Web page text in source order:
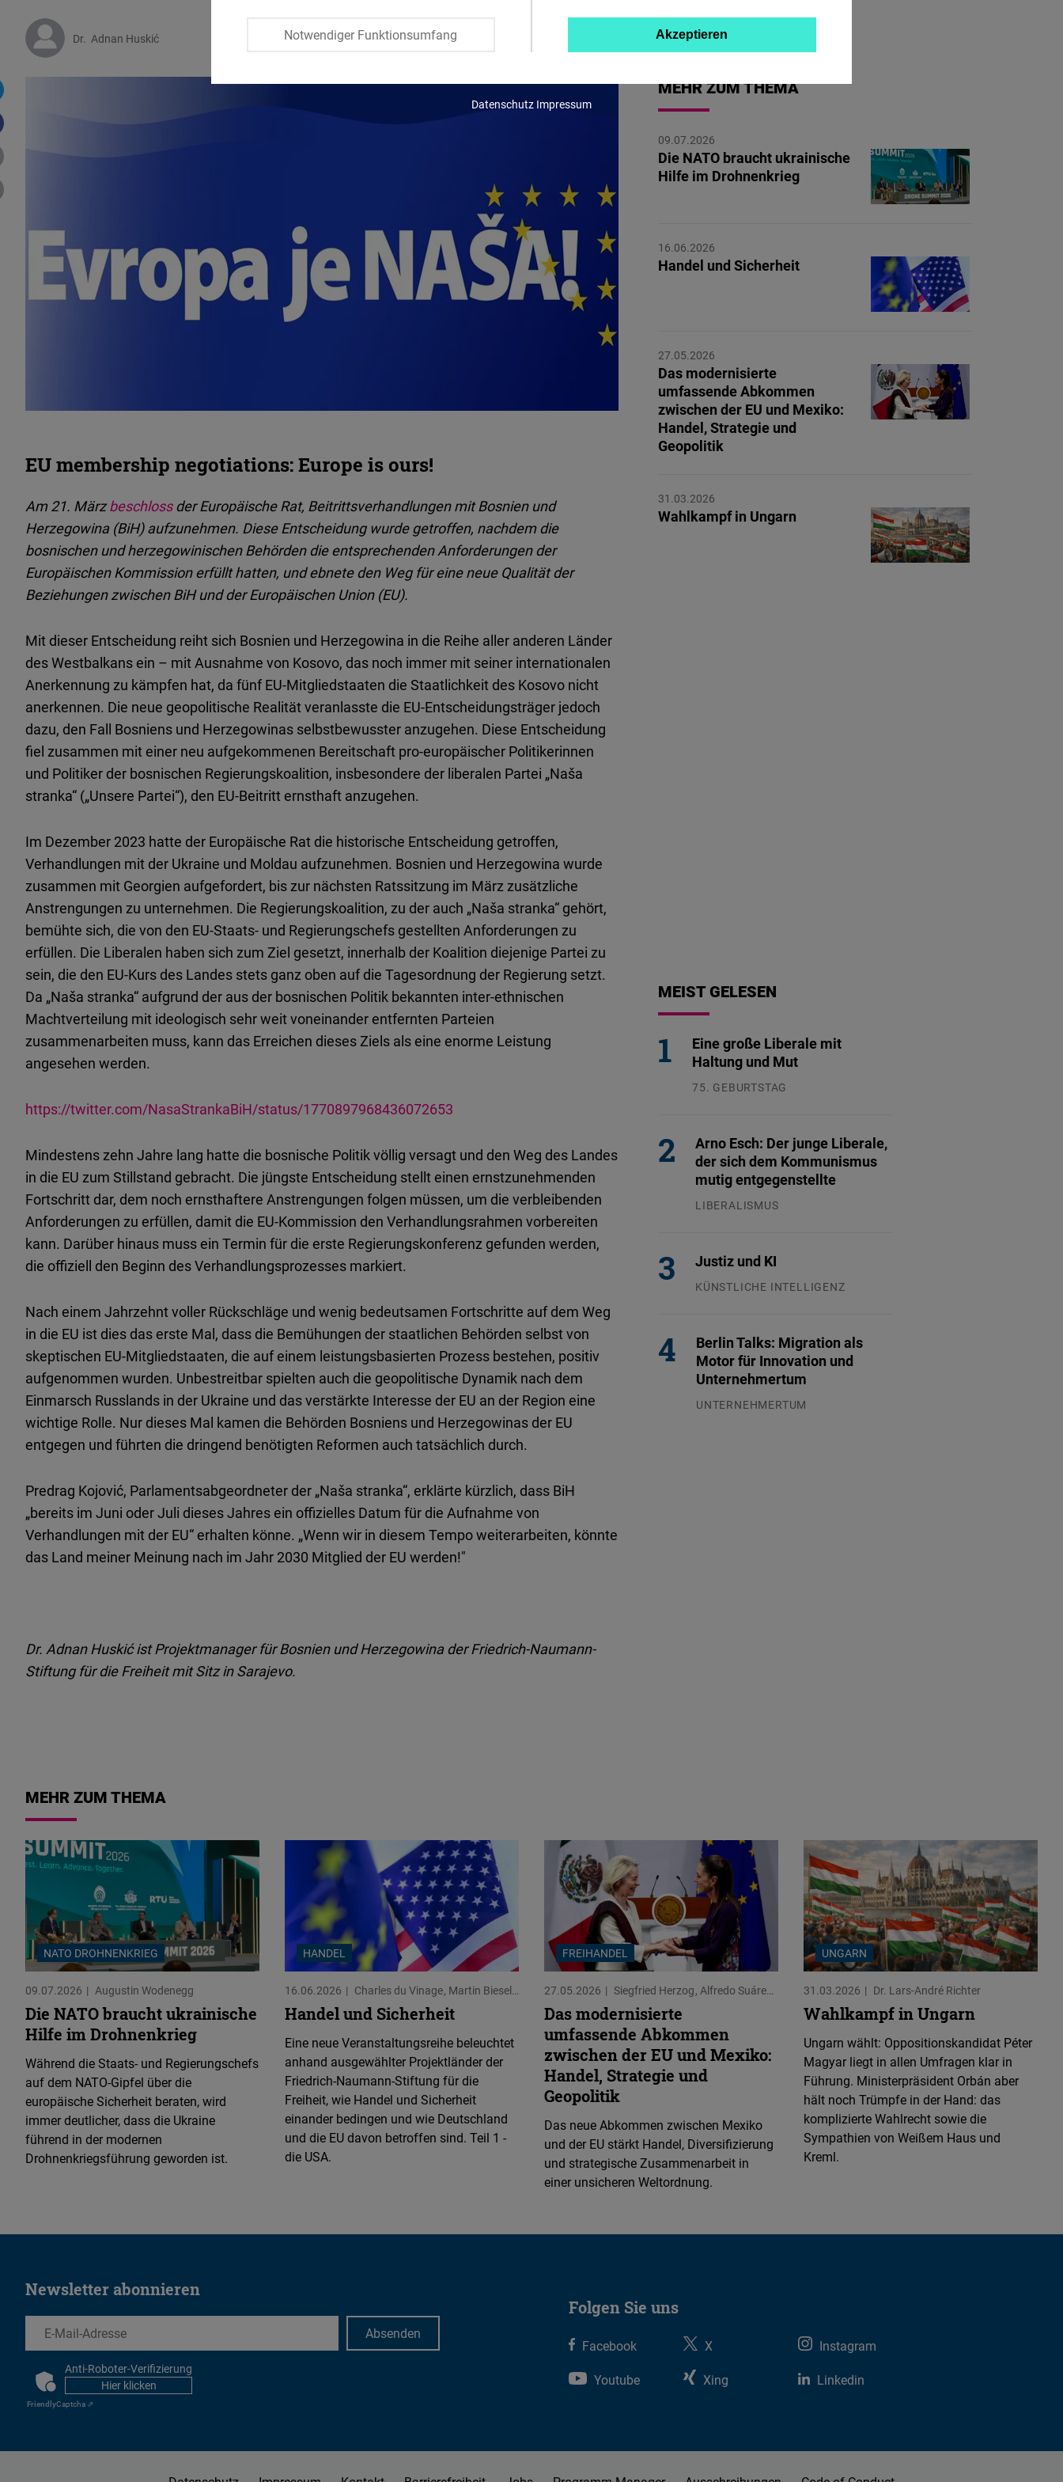
Dr. Adnan Huskić
EU membership negotiations: Europe is ours!
Am 21. Märzbeschloss der Europäische Rat, Beitrittsverhandlungen mit Bosnien und
Herzegowina (BiH) aufzunehmen. Diese Entscheidung wurde getroffen, nachdem die
bosnischen und herzegowinischen Behörden die entsprechenden Anforderungen der
Europäischen Kommission erfüllt hatten, und ebnete den Weg für eine neue Qualität der
Beziehungen zwischen BiH und der Europäischen Union (EU).
Mit dieser Entscheidung reiht sich Bosnien und Herzegowina in die Reihe aller anderen Länder
des Westbalkans ein – mit Ausnahme von Kosovo, das noch immer mit seiner internationalen
Anerkennung zu kämpfen hat, da fünf EU-Mitgliedstaaten die Staatlichkeit des Kosovo nicht
anerkennen. Die neue geopolitische Realität veranlasste die EU-Entscheidungsträger jedoch
dazu, den Fall Bosniens und Herzegowinas selbstbewusster anzugehen. Diese Entscheidung
fiel zusammen mit einer neu aufgekommenen Bereitschaft pro-europäischer Politikerinnen
und Politiker der bosnischen Regierungskoalition, insbesondere der liberalen Partei „Naša
stranka“ („Unsere Partei“), den EU-Beitritt ernsthaft anzugehen.
Im Dezember 2023 hatte der Europäische Rat die historische Entscheidung getroffen,
Verhandlungen mit der Ukraine und Moldau aufzunehmen. Bosnien und Herzegowina wurde
zusammen mit Georgien aufgefordert, bis zur nächsten Ratssitzung im März zusätzliche
Anstrengungen zu unternehmen. Die Regierungskoalition, zu der auch „Naša stranka“ gehört,
bemühte sich, die von den EU-Staats- und Regierungschefs gestellten Anforderungen zu
erfüllen. Die Liberalen haben sich zum Ziel gesetzt, innerhalb der Koalition diejenige Partei zu
sein, die den EU-Kurs des Landes stets ganz oben auf die Tagesordnung der Regierung setzt.
Da „Naša stranka“ aufgrund der aus der bosnischen Politik bekannten inter-ethnischen
Machtverteilung mit ideologisch sehr weit voneinander entfernten Parteien
zusammenarbeiten muss, kann das Erreichen dieses Ziels als eine enorme Leistung
angesehen werden.
https://twitter.com/NasaStrankaBiH/status/1770897968436072653
Mindestens zehn Jahre lang hatte die bosnische Politik völlig versagt und den Weg des Landes
in die EU zum Stillstand gebracht. Die jüngste Entscheidung stellt einen ernstzunehmenden
Fortschritt dar, dem noch ernsthaftere Anstrengungen folgen müssen, um die verbleibenden
Anforderungen zu erfüllen, damit die EU-Kommission den Verhandlungsrahmen vorbereiten
kann. Darüber hinaus muss ein Termin für die erste Regierungskonferenz gefunden werden,
die offiziell den Beginn des Verhandlungsprozesses markiert.
Nach einem Jahrzehnt voller Rückschläge und wenig bedeutsamen Fortschritte auf dem Weg
in die EU ist dies das erste Mal, dass die Bemühungen der staatlichen Behörden selbst von
skeptischen EU-Mitgliedstaaten, die auf einem leistungsbasierten Prozess bestehen, positiv
aufgenommen wurden. Unbestreitbar spielten auch die geopolitische Dynamik nach dem
Einmarsch Russlands in der Ukraine und das verstärkte Interesse der EU an der Region eine
wichtige Rolle. Nur dieses Mal kamen die Behörden Bosniens und Herzegowinas der EU
entgegen und führten die dringend benötigten Reformen auch tatsächlich durch.
Predrag Kojović, Parlamentsabgeordneter der „Naša stranka“, erklärte kürzlich, dass BiH
„bereits im Juni oder Juli dieses Jahres ein offizielles Datum für die Aufnahme von
Verhandlungen mit der EU“ erhalten könne. „Wenn wir in diesem Tempo weiterarbeiten, könnte
das Land meiner Meinung nach im Jahr 2030 Mitglied der EU werden!"
Dr. Adnan Huskić ist Projektmanager für Bosnien und Herzegowina der Friedrich-Naumann-
Stiftung für die Freiheit mit Sitz in Sarajevo.
MEHR ZUM THEMA
09.07.2026
Die NATO braucht ukrainische
Hilfe im Drohnenkrieg
16.06.2026
Handel und Sicherheit
27.05.2026
Das modernisierte
umfassende Abkommen
zwischen der EU und Mexiko:
Handel, Strategie und
Geopolitik
31.03.2026
Wahlkampf in Ungarn
MEIST GELESEN
Eine große Liberale mit
Haltung und Mut
75. GEBURTSTAG
Arno Esch: Der junge Liberale,
der sich dem Kommunismus
mutig entgegenstellte
LIBERALISMUS
Justiz und KI
KÜNSTLICHE INTELLIGENZ
Berlin Talks: Migration als
Motor für Innovation und
Unternehmertum
UNTERNEHMERTUM
MEHR ZUM THEMA
NATO DROHNENKRIEG
09.07.2026 Augustin Wodenegg
Die NATO braucht ukrainische
Hilfe im Drohnenkrieg
Während die Staats- und Regierungschefs
auf dem NATO-Gipfel über die
europäische Sicherheit beraten, wird
immer deutlicher, dass die Ukraine
führend in der modernen
Drohnenkriegsführung geworden ist.
HANDEL
16.06.2026 Charles du Vinage Martin Biesel Sascha Tamm
Handel und Sicherheit
Eine neue Veranstaltungsreihe beleuchtet
anhand ausgewählter Projektländer der
Friedrich-Naumann-Stiftung für die
Freiheit, wie Handel und Sicherheit
einander bedingen und wie Deutschland
und die EU davon betroffen sind. Teil 1 -
die USA.
FREIHANDEL
27.05.2026 Siegfried Herzog Alfredo Suárez García
Das modernisierte
umfassende Abkommen
zwischen der EU und Mexiko:
Handel, Strategie und
Geopolitik
Das neue Abkommen zwischen Mexiko
und der EU stärkt Handel, Diversifizierung
und strategische Zusammenarbeit in
einer unsicheren Weltordnung.
UNGARN
31.03.2026 Dr. Lars-André Richter
Wahlkampf in Ungarn
Ungarn wählt: Oppositionskandidat Péter
Magyar liegt in allen Umfragen klar in
Führung. Ministerpräsident Orbán aber
hält noch Trümpfe in der Hand: das
komplizierte Wahlrecht sowie die
Sympathien von Weißem Haus und
Kreml.
Newsletter abonnieren
EMail
CAPTCHAAnti-Roboter-Verifizierung
Hier klicken
FriendlyCaptcha ⇗
Folgen Sie uns
Facebook X
Instagram
Youtube
Xing Linkedin
Notwendiger Funktionsumfang
Embed
Instagram
Embed
Google
Maps
Embed
Cloudinary
Newsletter2go
Typeform
Embed
Akzeptieren
Datenschutz Impressum